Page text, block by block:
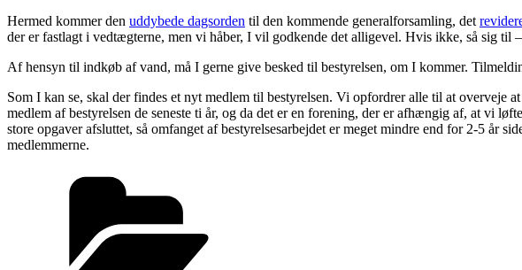
Hermed kommer den uddybede dagsorden til den kommende generalforsamling, det
der er fastlagt i vedtægterne, men vi håber, I vil godkende det alligevel. Hvis ikke, så sig til
Af hensyn til indkøb af vand, må I gerne give besked til bestyrelsen, om I kommer.
Som I kan se, skal der findes et nyt medlem til bestyrelsen. Vi opfordrer alle til at
medlem af bestyrelsen de seneste ti år, og da det er en forening, der er afhængig af, at vi
store opgaver afsluttet, så omfanget af bestyrelsesarbejdet er meget mindre end for 2-5
medlemmerne.